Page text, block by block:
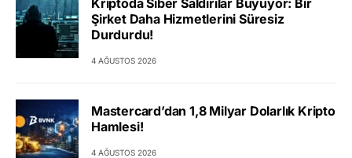
Kriptoda Siber Saldırılar Büyüyor: Bir
Şirket Daha Hizmetlerini Süresiz
Durdurdu!
4 AĞUSTOS 2026
Mastercard’dan 1,8 Milyar Dolarlık Kripto
Hamlesi!
4 AĞUSTOS 2026